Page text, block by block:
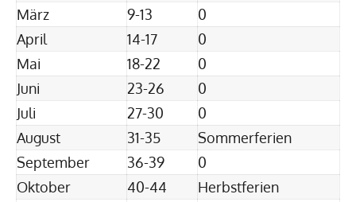
März
9-13
0
April
14-17
0
Mai
18-22
0
Juni
23-26
0
Juli
27-30
0
August
31-35
Sommerferien
September
36-39
0
Oktober
40-44
Herbstferien